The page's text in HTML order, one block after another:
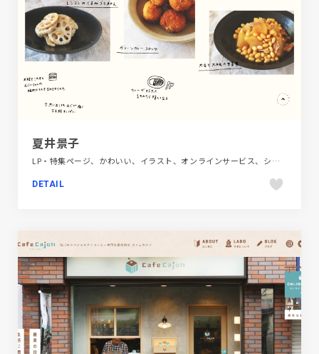
夏井景子
LP・特集ページ、かわいい、イラスト、オンラインサービス、シンプル、スクロールエフェクト、ナチュラル、ベージュ・ゴールド系、ポートフォリオ、モーション多め、大きめ写真、手書き・ハンドメイド、飲料・食品
DETAIL